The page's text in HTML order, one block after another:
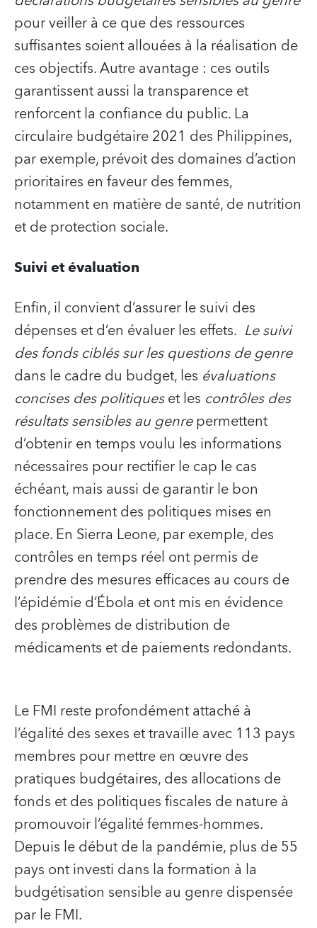
pour veiller à ce que des ressources
suffisantes soient allouées à la réalisation de
ces objectifs. Autre avantage : ces outils
garantissent aussi la transparence et
renforcent la confiance du public. La
circulaire budgétaire 2021 des Philippines,
par exemple, prévoit des domaines d’action
prioritaires en faveur des femmes,
notamment en matière de santé, de nutrition
et de protection sociale.
Suivi et évaluation
Enfin, il convient d’assurer le suivi des
dépenses et d’en évaluer les effets. Le suivi
des fonds ciblés sur les questions de genre
dans le cadre du budget, les évaluations
concises des politiqueset les contrôles des
résultats sensibles au genrepermettent
d’obtenir en temps voulu les informations
nécessaires pour rectifier le cap le cas
échéant, mais aussi de garantir le bon
fonctionnement des politiques mises en
place. En Sierra Leone, par exemple, des
contrôles en temps réel ont permis de
prendre des mesures efficaces au cours de
l’épidémie d’Ébola et ont mis en évidence
des problèmes de distribution de
médicaments et de paiements redondants.
Le FMI reste profondément attaché à
l’égalité des sexes et travaille avec 113 pays
membres pour mettre en œuvre des
pratiques budgétaires, des allocations de
fonds et des politiques fiscales de nature à
promouvoir l’égalité femmes-hommes.
Depuis le début de la pandémie, plus de 55
pays ont investi dans la formation à la
budgétisation sensible au genre dispensée
par le FMI.